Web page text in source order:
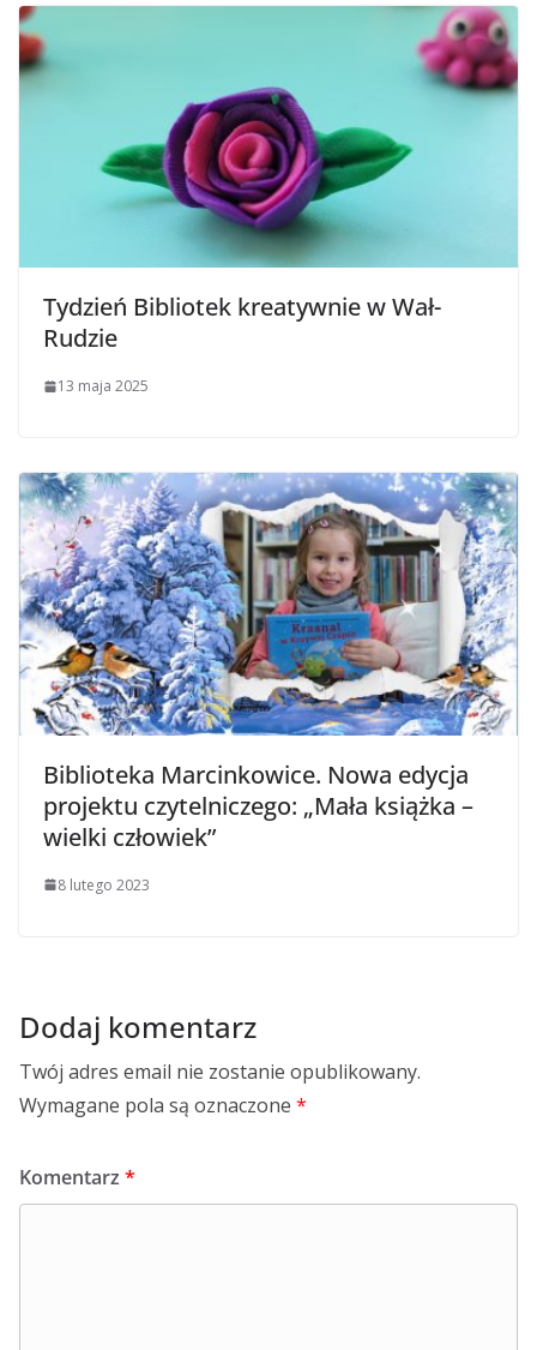
Tydzień Bibliotek kreatywnie w Wał-
Rudzie
13 maja 2025
Biblioteka Marcinkowice. Nowa edycja
projektu czytelniczego: „Mała książka –
wielki człowiek”
8 lutego 2023
Dodaj komentarz
Twój adres email nie zostanie opublikowany.
Wymagane pola są oznaczone *
Komentarz *